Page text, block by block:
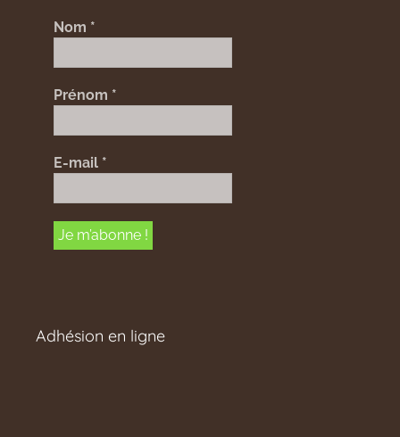
Nom *
Prénom *
E-mail *
Adhésion en ligne